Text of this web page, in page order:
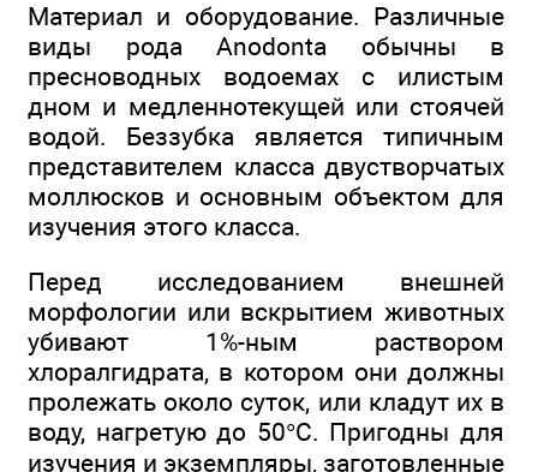
Материал и оборудование. Различные
виды рода Anodonta обычны в
пресноводных водоемах с илистым
дном и медленнотекущей или стоячей
водой. Беззубка является типичным
представителем класса двустворчатых
моллюсков и основным объектом для
изучения этого класса.
Перед исследованием внешней
морфологии или вскрытием животных
убивают 1%-ным раствором
хлоралгидрата, в котором они должны
пролежать около суток, или кладут их в
воду, нагретую до 50°С. Пригодны для
изучения и экземпляры, заготовленные